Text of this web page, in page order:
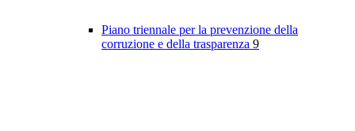
Piano triennale per la prevenzione della
corruzione e della trasparenza 9